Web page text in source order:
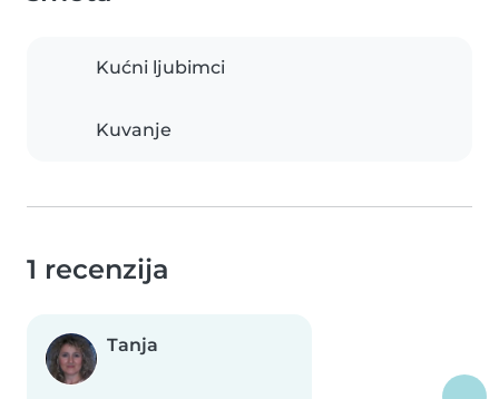
Kućni ljubimci
Kuvanje
1 recenzija
Tanja